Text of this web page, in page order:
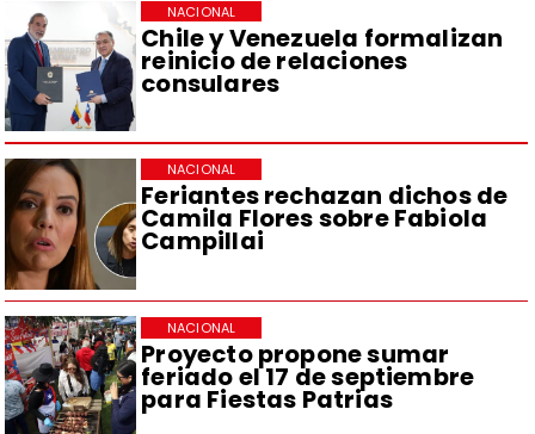
Chile y Venezuela formalizan
reinicio de relaciones
consulares
NACIONAL
Feriantes rechazan dichos de
Camila Flores sobre Fabiola
Campillai
NACIONAL
Proyecto propone sumar
feriado el 17 de septiembre
para Fiestas Patrias
NACIONAL